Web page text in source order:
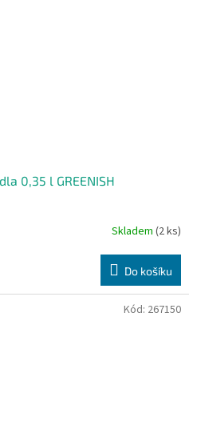
0,35 l GREENISH
Skladem (2 ks)
Do košíku
Kód: 267150